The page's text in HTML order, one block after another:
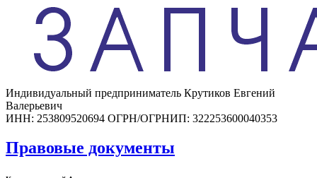
Индивидуальный предприниматель Крутиков Евгений
Валерьевич
ИНН: 253809520694 ОГРН/ОГРНИП: 322253600040353
Правовые документы